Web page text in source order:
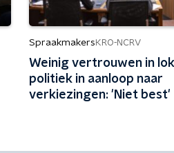
Spraakmakers KRO-NCRV
Weinig vertrouwen in
politiek in aanloop naar
verkiezingen: 'Niet best'